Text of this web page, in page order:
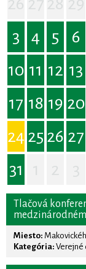
3
4 5 6
10 11 12 13
17 18 19 20
24 25 26 27
31
Tlačová
Miesto:
Kategória: Verejné